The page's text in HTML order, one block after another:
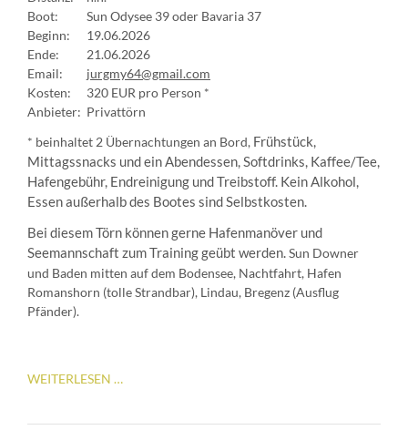
Boot:
Sun Odysee 39 oder Bavaria 37
Beginn:
19.06.2026
Ende:
21.06.2026
Email:
jurgmy64@gmail.com
Kosten:
320 EUR pro Person *
Anbieter: Privattörn
* beinhaltet 2 Übernachtungen an Bord, Frühstück,
Mittagssnacks und ein Abendessen, Softdrinks, Kaffee/Tee,
Hafengebühr, Endreinigung und Treibstoff. Kein Alkohol,
Essen außerhalb des Bootes sind Selbstkosten.
Bei diesem Törn können gerne Hafenmanöver und
Seemannschaft zum Training geübt werden.Sun Downer
und Baden mitten auf dem Bodensee, Nachtfahrt, Hafen
Romanshorn (tolle Strandbar), Lindau, Bregenz (Ausflug
Pfänder).
WEITERLESEN …